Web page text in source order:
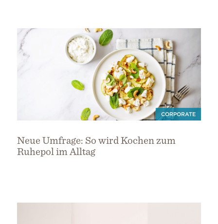
CORPORATE
Neue Umfrage: So wird Kochen zum
Ruhepol im Alltag